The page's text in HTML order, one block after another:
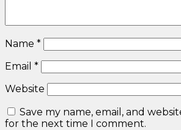
Name *
Email *
Website
Save my name, email, and
for the next time I comment.